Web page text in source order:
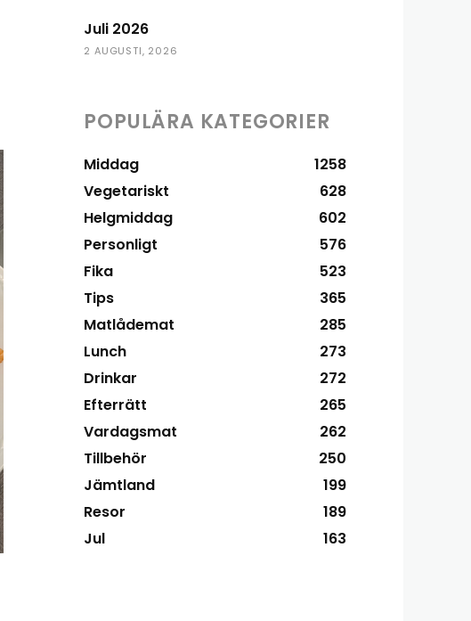
Juli 2026
2 AUGUSTI, 2026
POPULÄRA KATEGORIER
Middag
1258
Vegetariskt
628
Helgmiddag
602
Personligt
576
Fika
523
Tips
365
Matlådemat
285
Lunch
273
Drinkar
272
Efterrätt
265
Vardagsmat
262
Tillbehör
250
Jämtland
199
Resor
189
Jul
163